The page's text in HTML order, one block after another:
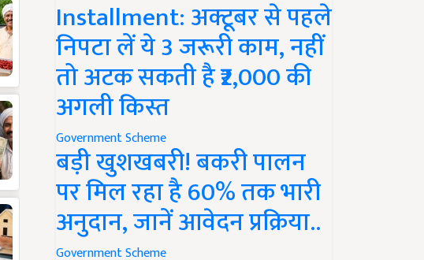
Installment: अक्टूबर से पहले
निपटा लें ये 3 जरूरी काम, नहीं
तो अटक सकती है ₹2,000 की
अगली किस्त
Government Scheme
बड़ी खुशखबरी! बकरी पालन
पर मिल रहा है 60% तक भारी
अनुदान, जानें आवेदन प्रक्रिया..
Government Scheme